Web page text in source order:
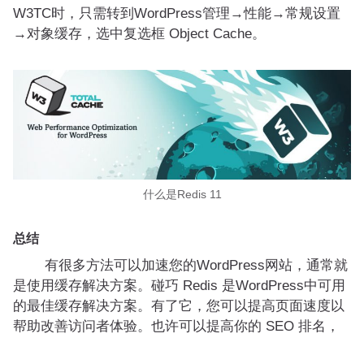
W3TC时，只需转到WordPress管理→性能→常规设置
→对象缓存，选中复选框 Object Cache。
什么是Redis 11
总结
有很多方法可以加速您的WordPress网站，通常就
是使用缓存解决方案。碰巧 Redis 是WordPress中可用
的最佳缓存解决方案。有了它，您可以提高页面速度以
帮助改善访问者体验。也许可以提高你的 SEO 排名，